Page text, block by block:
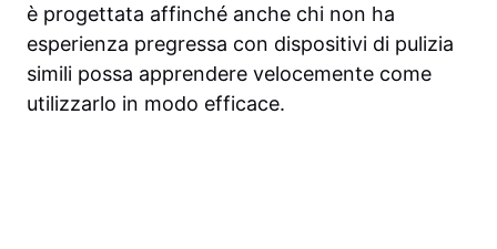
è progettata affinché anche chi non ha
esperienza pregressa con dispositivi di pulizia
simili possa apprendere velocemente come
utilizzarlo in modo efficace.